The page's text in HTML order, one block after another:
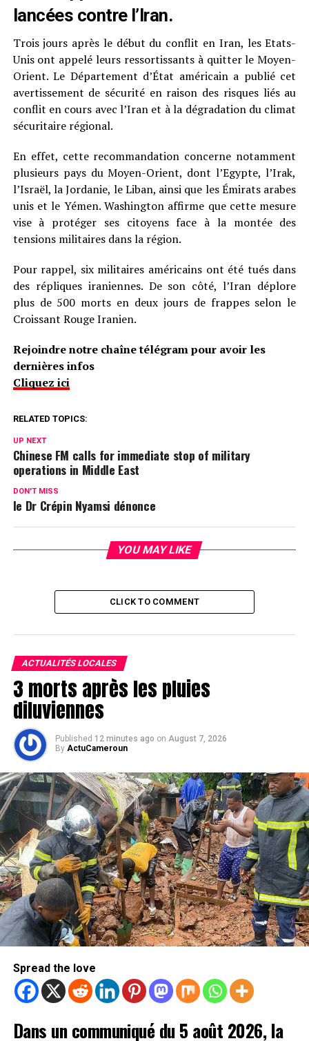
lancées contre l’Iran.
Trois jours après le début du conflit en Iran, les Etats-
Unis ont appelé leurs ressortissants à quitter le Moyen-
Orient. Le Département d’État américain a publié cet
avertissement de sécurité en raison des risques liés au
conflit en cours avec l’Iran et à la dégradation du climat
sécuritaire régional.
En effet, cette recommandation concerne notamment
plusieurs pays du Moyen-Orient, dont l’Egypte, l’Irak,
l’Israël, la Jordanie, le Liban, ainsi que les Émirats arabes
unis et le Yémen. Washington affirme que cette mesure
vise à protéger ses citoyens face à la montée des
tensions militaires dans la région.
Pour rappel, six militaires américains ont été tués dans
des répliques iraniennes. De son côté, l’Iran déplore
plus de 500 morts en deux jours de frappes selon le
Croissant Rouge Iranien.
Rejoindre notre chaîne télégram pour avoir les
dernières infos
Cliquez ici
RELATED TOPICS:
UP NEXT
Chinese FM calls for immediate stop of military
operations in Middle East
DON'T MISS
le Dr Crépin Nyamsi dénonce
YOU MAY LIKE
CLICK TO COMMENT
ACTUALITÉS LOCALES
3 morts après les pluies
diluviennes
Published 12 minutes ago on August 7, 2026
By ActuCameroun
Spread the love
Dans un communiqué du 5 août 2026, la